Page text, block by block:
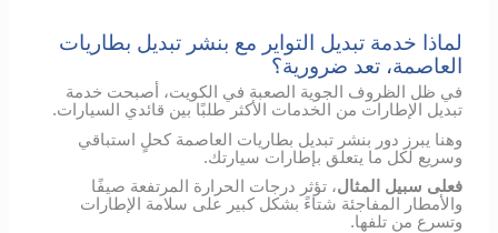
لماذا خدمة تبديل التواير مع بنشر تبديل بطاريات
العاصمة، تعد ضرورية؟
في ظل الظروف الجوية الصعبة في الكويت، أصبحت خدمة
تبديل الإطارات من الخدمات الأكثر طلبًا بين قائدي السيارات.
وهنا يبرز دور بنشر تبديل بطاريات العاصمة كحلٍ استباقي
وسريع لكل ما يتعلق بإطارات سيارتك.
فعلى سبيل المثال، تؤثر درجات الحرارة المرتفعة صيفًا
والأمطار المفاجئة شتاءً بشكل كبير على سلامة الإطارات
وتسرع من تلفها.